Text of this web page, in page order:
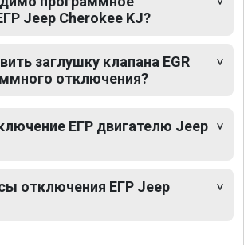
Jeep Cherokee KJ?
заглушку клапана EGR
отключения?
ЕГР двигателю Jeep
отключения ЕГР Jeep